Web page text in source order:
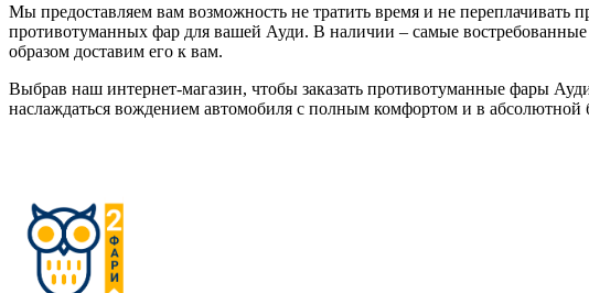
Мы предоставляем вам возможность не тратить время и не переплачивать
противотуманных фар для вашей Ауди. В наличии – самые
образом доставим его к вам.
Выбрав наш интернет-магазин, чтобы заказать противотуманные фары
наслаждаться вождением автомобиля с полным комфортом и в абсолютной